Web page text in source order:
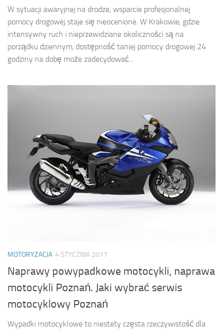
W sytuacji awaryjnej na drodze, wsparcie profesjonalnej
pomocy drogowej staje się nieocenione. W Krakowie, gdzie
intensywny ruch i nieprzewidziane okoliczności są na
porządku dziennym, dostępność taniej pomocy drogowej 24
godziny na dobę może zadecydować...
MOTORYZACJA 4 STYCZNIA 2017
Naprawy powypadkowe motocykli, naprawa
motocykli Poznań. Jaki wybrać serwis
motocyklowy Poznań
Wypadki motocyklowe to niestety częsta rzeczywistość dla